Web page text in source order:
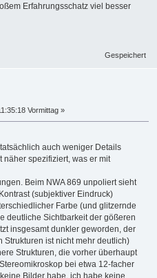
Erfahrungsschatz viel besser
Gespeichert
Vormittag »
auch weniger Details
näher spezifiziert, was er mit
Beim NWA 869 unpoliert sieht
(subjektiver Eindruck)
Farbe (und glitzernde
deutliche Sichtbarkeit der gößeren
insgesamt dunkler geworden, der
ist nicht mehr deutlich)
Strukturen, die vorher überhaupt
bei etwa 12-facher
Bilder habe, ich habe keine